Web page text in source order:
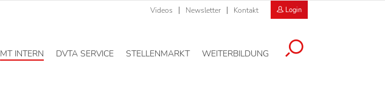
Videos Newsletter Kontakt Login
MT INTERN DVTA SERVICE STELLENMARKT WEITERBILDUNG